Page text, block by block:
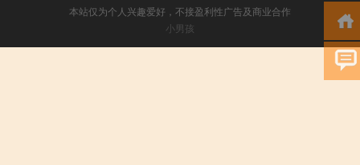
本站仅为个人兴趣爱好，不接盈利性广告及商业合作
小男孩